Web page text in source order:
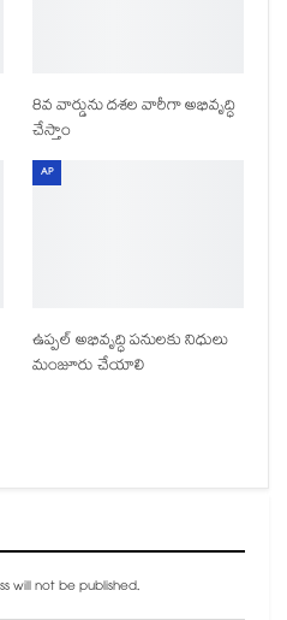
8వ వార్డును దశల వారీగా అభివృద్ధి
చేస్తాం
AP
ఉప్పల్ అభివృద్ధి పనులకు నిధులు
మంజూరు చేయాలి
will not be published.